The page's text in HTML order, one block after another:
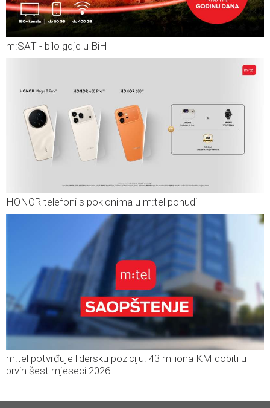
m:SAT - bilo gdje u BiH
HONOR telefoni s poklonima u m:tel ponudi
m:tel potvrđuje lidersku poziciju: 43 miliona KM dobiti u
prvih šest mjeseci 2026.